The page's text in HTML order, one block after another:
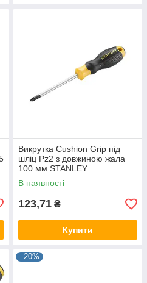
Викрутка Cushion Grip під
шліц Pz2 з довжиною жала
100 мм STANLEY
STHT16163-0
В наявності
123,71 ₴
Купити
–20%